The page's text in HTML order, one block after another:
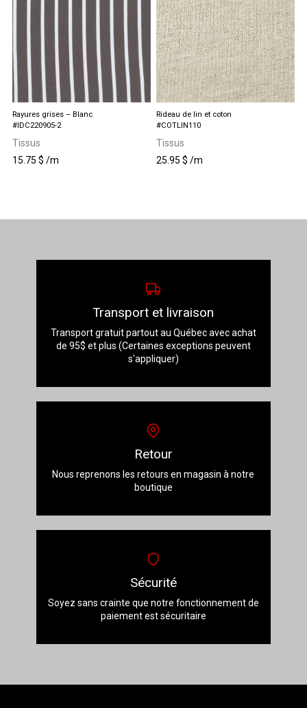
choisies
sur
la
page
du
produit
options
peuvent
être
choisies
sur
la
page
du
produit
Rayures grises – Blanc
15.75 $ /m
#IDC220905-2
Tissus
Rideau de lin et coton
25.95$ /m
#COTLIN110
Tissus
Transport et livraison
Transport gratuit partout au Québec avec achat
de 95$ et plus (Certaines exceptions peuvent
s'appliquer)
Retour
Nous reprenons les retours en magasin à notre
boutique
Sécurité
Soyez sans crainte que notre fonctionnement de
paiement est sécuritaire